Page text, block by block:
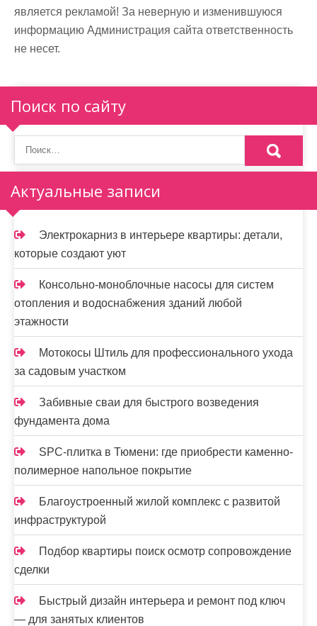
является рекламой! За неверную и изменившуюся
информацию Администрация сайта ответственность
не несет.
Поиск по сайту
Актуальные записи
Электрокарниз в интерьере квартиры: детали,
которые создают уют
Консольно-моноблочные насосы для систем
отопления и водоснабжения зданий любой
этажности
Мотокосы Штиль для профессионального ухода
за садовым участком
Забивные сваи для быстрого возведения
фундамента дома
SPC-плитка в Тюмени: где приобрести каменно-
полимерное напольное покрытие
Благоустроенный жилой комплекс с развитой
инфраструктурой
Подбор квартиры поиск осмотр сопровождение
сделки
Быстрый дизайн интерьера и ремонт под ключ
— для занятых клиентов